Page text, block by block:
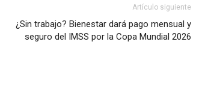
Artículo siguiente
¿Sin trabajo? Bienestar dará pago mensual y
seguro del IMSS por la Copa Mundial 2026